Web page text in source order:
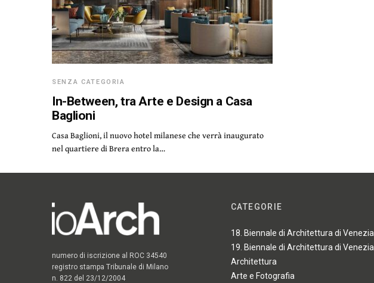
SENZA CATEGORIA
In-Between, tra Arte e Design a Casa
Baglioni
Casa Baglioni, il nuovo hotel milanese che verrà inaugurato
nel quartiere di Brera entro la…
numero di iscrizione al ROC 34540
registro stampa Tribunale di Milano
n. 822 del 23/12/2004
CATEGORIE
18. Biennale di Architettura di Venezia
19. Biennale di Architettura di Venezia
Architettura
Arte e Fotografia